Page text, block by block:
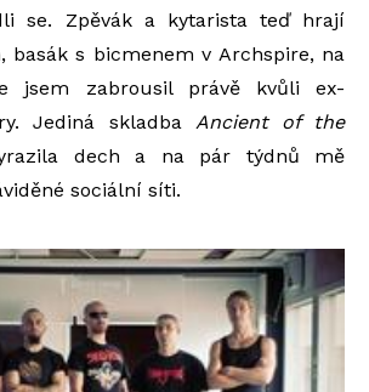
se. Zpěvák a kytarista teď hrají
basák s bicmenem v Archspire, na
jsem zabrousil právě kvůli ex-
Jediná skladba Ancient of the
dech a na pár týdnů mě
sociální síti.